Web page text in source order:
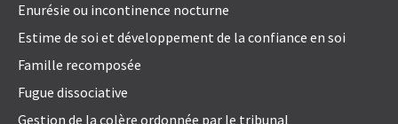
Enurésie ou incontinence nocturne
Estime de soi et développement de la confiance en soi
Famille recomposée
Fugue dissociative
Gestion de la colère ordonnée par le tribunal